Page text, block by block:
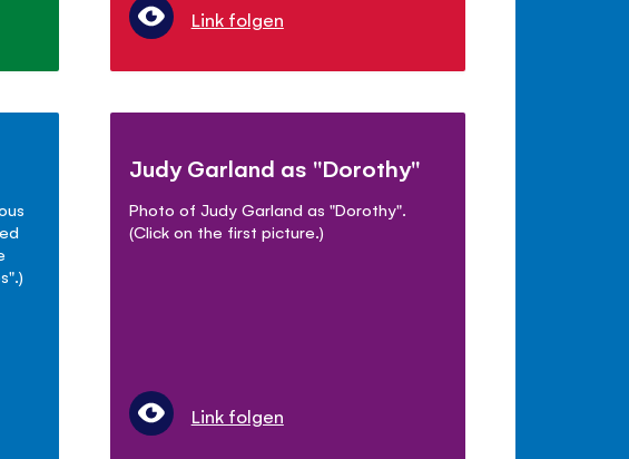
Link folgen
Judy Garland as "Dorothy"
Photo of Judy Garland as "Dorothy".
(Click on the first picture.)
Link folgen